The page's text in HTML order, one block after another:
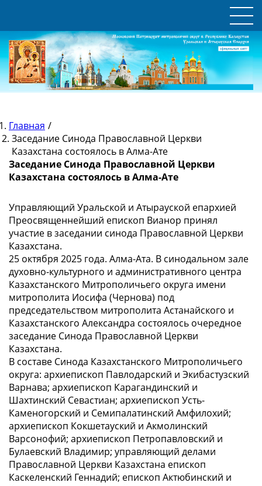
Главная /
Заседание Синода Православной Церкви
Казахстана состоялось в Алма-Ате
Заседание Синода Православной Церкви
Казахстана состоялось в Алма-Ате
Управляющий Уральской и Атырауской епархией
Преосвященнейший епископ Вианор принял
участие в заседании синода Православной Церкви
Казахстана.
25 октября 2025 года. Алма-Ата. В синодальном зале
духовно-культурного и административного центра
Казахстанского Митрополичьего округа имени
митрополита Иосифа (Чернова) под
председательством митрополита Астанайского и
Казахстанского Александра состоялось очередное
заседание Синода Православной Церкви
Казахстана.
В составе Синода Казахстанского Митрополичьего
округа: архиепископ Павлодарский и Экибастузский
Варнава; архиепископ Карагандинский и
Шахтинский Севастиан; архиепископ Усть-
Каменогорский и Семипалатинский Амфилохий;
архиепископ Кокшетауский и Акмолинский
Варсонофий; архиепископ Петропавловский и
Булаевский Владимир; управляющий делами
Православной Церкви Казахстана епископ
Каскеленский Геннадий; епископ Актюбинский и